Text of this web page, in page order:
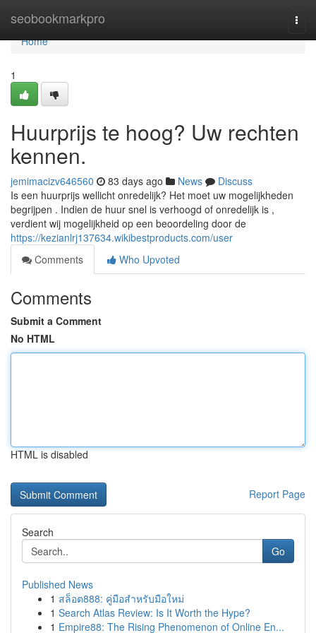
seobookmarkpro
Home
Home
1
Huurprijs te hoog? Uw rechten
kennen.
jemimacizv646560 83 days ago News
Discuss
Is een huurprijs wellicht onredelijk? Het moet uw mogelijkheden
begrijpen . Indien de huur snel is verhoogd of onredelijk is ,
verdient wij mogelijkheid op een beoordeling door de
https://kezianlrj137634.wikibestproducts.com/user
Comments
Who Upvoted
Comments
Submit a Comment
No HTML
HTML is disabled
Report Page
Search
Go
Published News
1 สล็อต888: คู่มือสำหรับมือใหม่
1 Search Atlas Review: Is It Worth the Hype?
1 Empire88: The Rising Phenomenon of Online En...